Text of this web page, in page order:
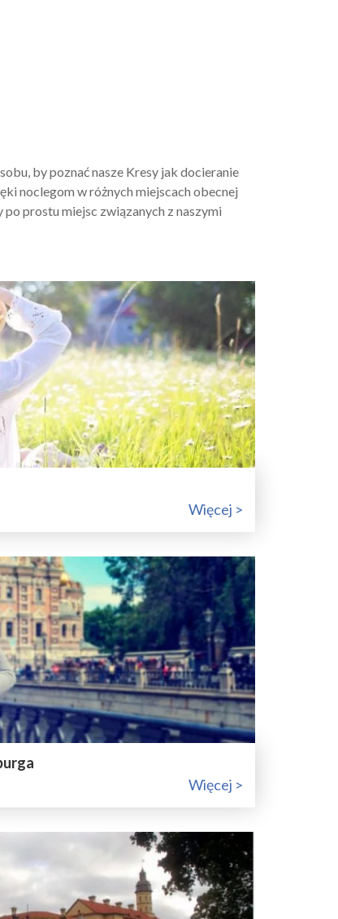
by poznać nasze Kresy jak docieranie
noclegom w różnych miejscach obecnej
prostu miejsc związanych z naszymi
Więcej >
Więcej >